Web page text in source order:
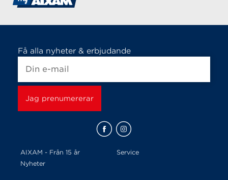
Få alla nyheter & erbjudande
AIXAM - Från 15 år
Service
Nyheter